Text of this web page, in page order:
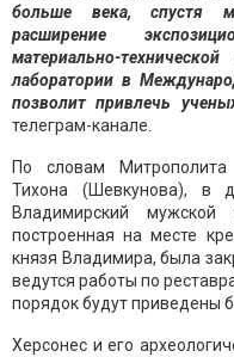
больше века, спустя
расширение
материально-
лаборатории в
позволит привлечь
телеграм-канале.
По словам
Тихона (Шевкунова), в
Владимирский
построенная на месте
князя Владимира, была
ведутся работы по
порядок будут приведены
Херсонес и его